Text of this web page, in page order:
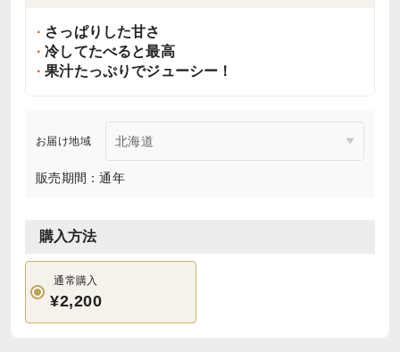
さっぱりした甘さ
冷してたべると最高
果汁たっぷりでジューシー！
お届け地域
販売期間：通年
購入方法
通常購入
¥2,200